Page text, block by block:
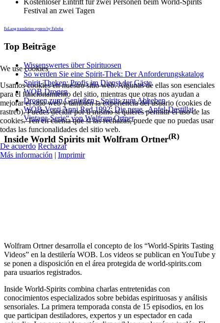
Festival an zwei Tagen
FaLang translation system by Faboba
Top Beiträge
Wissenswertes über Spirituosen
So werden Sie eine Spirit-Thek: Der Anforderungskatalog
Spirit-Theken: Profis im Dienst der Gäste
WOB Drogen
Drogen zum Genießen - Spirits zum Abheben
WOB-Venti Anni Red 1992: Die neue „Apfel-Destillat
Vintage-Serie“ von Wolfram Ortner
Inside World Spirits mit Wolfram Ortner(R)
Wolfram Ortner desarrolla el concepto de los “World-Spirits Tasting
Videos” en la destilería WOB. Los videos se publican en YouTube y
se ponen a disposición en el área protegida de world-spirits.com
para usuarios registrados.
Inside World-Spirits combina charlas entretenidas con
conocimientos especializados sobre bebidas espirituosas y análisis
sensoriales. La primera temporada consta de 15 episodios, en los
que participan destiladores, expertos y un espectador en cada
We use cookies
Usamos cookies en nuestro sitio web. Algunas de ellas son esenciales
para el funcionamiento del sitio, mientras que otras nos ayudan a
mejorar el sitio web y también la experiencia del usuario (cookies de
rastreo). Puedes decidir por ti mismo si quieres permitir el uso de las
cookies. Ten en cuenta que si las rechazas, puede que no puedas usar
todas las funcionalidades del sitio web.
De acuerdo Rechazar
Más información | Imprimir